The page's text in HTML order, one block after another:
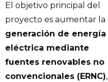
El objetivo principal del
proyecto es aumentar la
generación de energía
eléctrica mediante
fuentes renovables no
convencionales (ERNC),